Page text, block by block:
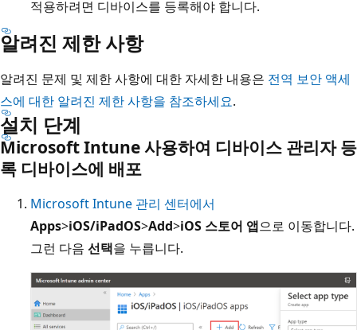
적용하려면 디바이스를 등록해야 합니다.
알려진 제한 사항
알려진 문제 및 제한 사항에 대한 자세한 내용은 전역 보안 액세
스에 대한 알려진 제한 사항을 참조하세요.
설치 단계
Microsoft Intune 사용하여 디바이스 관리자 등
록 디바이스에 배포
Microsoft Intune 관리 센터에서
Apps>iOS/iPadOS>Add>iOS 스토어 앱으로 이동합니다.
그런 다음 선택을 누릅니다.